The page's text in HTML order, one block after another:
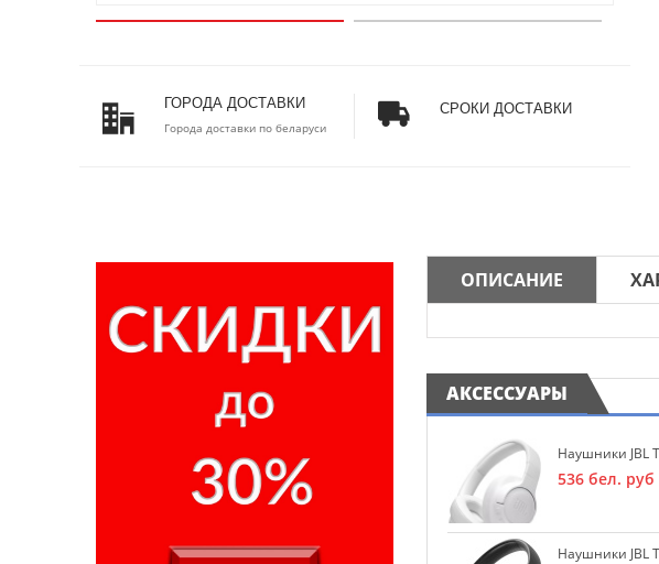
ГОРОДА ДОСТАВКИ
Города доставки по беларуси
СРОКИ ДОСТАВКИ
ОПИСАНИЕ
АКСЕССУАРЫ
Наушники JBL
536 бел. руб
Наушники JBL